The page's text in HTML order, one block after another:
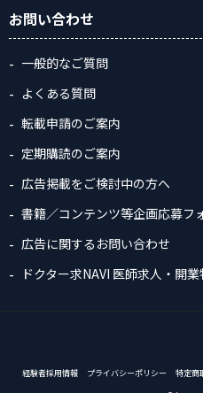
お問い合わせ
一般的なご質問
よくある質問
転載申請のご案内
定期購読のご案内
広告掲載をご検討中の方へ
書籍／コンテンツ等企画応募フ
広告に関するお問い合わせ
ドクター求NAVI 医師求人・開
経験者採用情報 プライバシーポリシー 特定商